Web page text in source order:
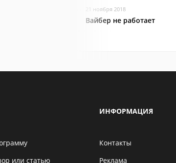
21 ноября 2018
Вайбер не работает
или статью
ИНФОРМАЦИЯ
Контакты
Реклама